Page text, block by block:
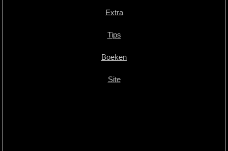
Extra
Tips
Boeken
Site